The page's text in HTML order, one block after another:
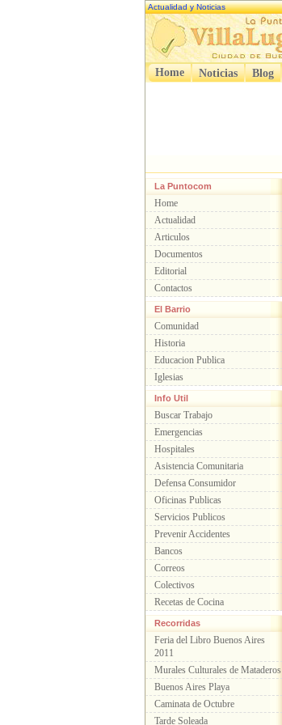
Actualidad y Noticias
Home Noticias Blog
La Puntocom
Home
Actualidad
Articulos
Documentos
Editorial
Contactos
El Barrio
Comunidad
Historia
Educacion Publica
Iglesias
Info Util
Buscar Trabajo
Emergencias
Hospitales
Asistencia Comunitaria
Defensa Consumidor
Oficinas Publicas
Servicios Publicos
Prevenir Accidentes
Bancos
Correos
Colectivos
Recetas de Cocina
Recorridas
Feria del Libro Buenos Aires
2011
Murales Culturales de Mataderos
Buenos Aires Playa
Caminata de Octubre
Tarde Soleada